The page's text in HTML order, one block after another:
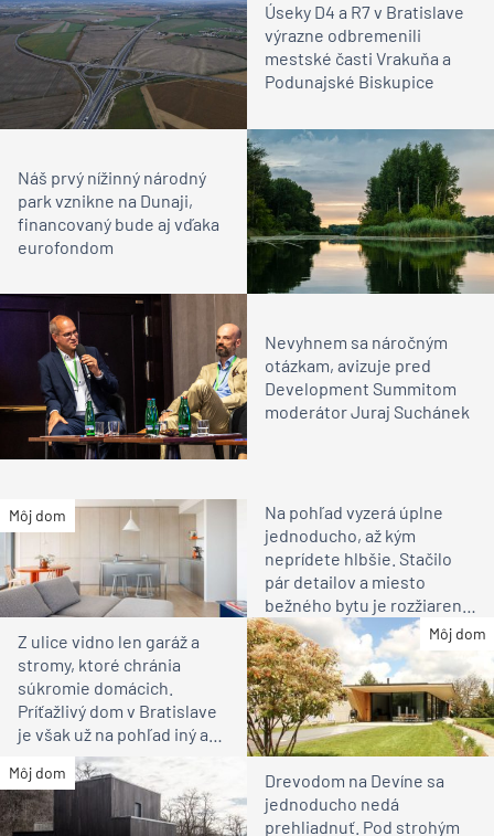
Úseky D4 a R7 v Bratislave
výrazne odbremenili
mestské časti Vrakuňa a
Podunajské Biskupice
Náš prvý nížinný národný
park vznikne na Dunaji,
financovaný bude aj vďaka
eurofondom
Nevyhnem sa náročným
otázkam, avizuje pred
Development Summitom
moderátor Juraj Suchánek
Môj dom
Na pohľad vyzerá úplne
jednoducho, až kým
neprídete hlbšie. Stačilo
pár detailov a miesto
bežného bytu je rozžiarené
bývanie pre rodinu
Môj dom
Z ulice vidno len garáž a
stromy, ktoré chránia
súkromie domácich.
Príťažlivý dom v Bratislave
je však už na pohľad iný ako
susedia
Môj dom
Drevodom na Devíne sa
jednoducho nedá
prehliadnuť. Pod strohým